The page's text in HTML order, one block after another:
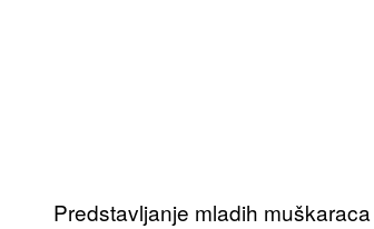
Predstavljanje mladih